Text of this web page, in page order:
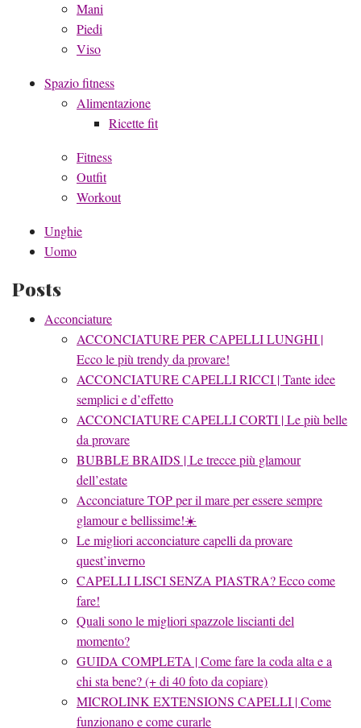
Mani
Piedi
Viso
Spazio fitness
Alimentazione
Ricette fit
Fitness
Outfit
Workout
Unghie
Uomo
Posts
Acconciature
ACCONCIATURE PER CAPELLI LUNGHI |
Ecco le più trendy da provare!
ACCONCIATURE CAPELLI RICCI | Tante idee
semplici e d’effetto
ACCONCIATURE CAPELLI CORTI | Le più belle
da provare
BUBBLE BRAIDS | Le trecce più glamour
dell’estate
Acconciature TOP per il mare per essere sempre
glamour e bellissime!☀️
Le migliori acconciature capelli da provare
quest’inverno
CAPELLI LISCI SENZA PIASTRA? Ecco come
fare!
Quali sono le migliori spazzole liscianti del
momento?
GUIDA COMPLETA | Come fare la coda alta e a
chi sta bene? (+ di 40 foto da copiare)
MICROLINK EXTENSIONS CAPELLI | Come
funzionano e come curarle